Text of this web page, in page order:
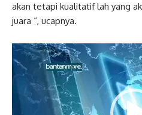
akan tetapi kualitatif lah yang
juara “, ucapnya.
Pemutar
Video